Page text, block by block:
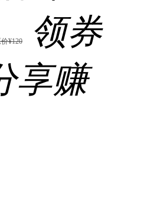
¥120
领券
享赚